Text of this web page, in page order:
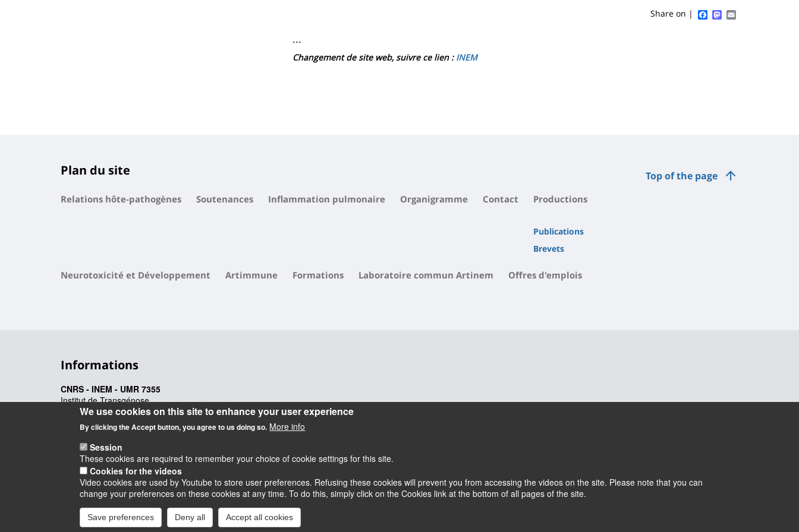
content
Share on | Facebook
Mastodon
Email
Contenu
de
...
Changement de site web, suivre ce lien : INEM
Top of the page
Plan du site
Relations hôte-pathogènes Soutenances Inflammation pulmonaire Organigramme Contact Productions
Publications
Brevets
Neurotoxicité et Développement Artimmune Formations Laboratoire commun Artinem Offres d'emplois
Informations
CNRS - INEM - UMR 7355
Institut de Transgénose
3B, rue de la Férollerie
45071 ORLEANS CEDEX 2
InstagramLinkedInYoutubeTikTokFacebookBluesky Accessibilité : partiellement conforme Cookies
Intranet
Mentions légales
We use cookies on this site to enhance your user experience
By clicking the Accept button, you agree to us doing so. More info
Session
These cookies are required to remember your choice of cookie settings for this site.
Cookies for the videos
Video cookies are used by Youtube to store user preferences. Refusing these cookies will prevent you from accessing the videos on the site. Please note that you can
change your preferences on these cookies at any time. To do this, simply click on the Cookies link at the bottom of all pages of the site.
Save preferences Deny all Accept all cookies